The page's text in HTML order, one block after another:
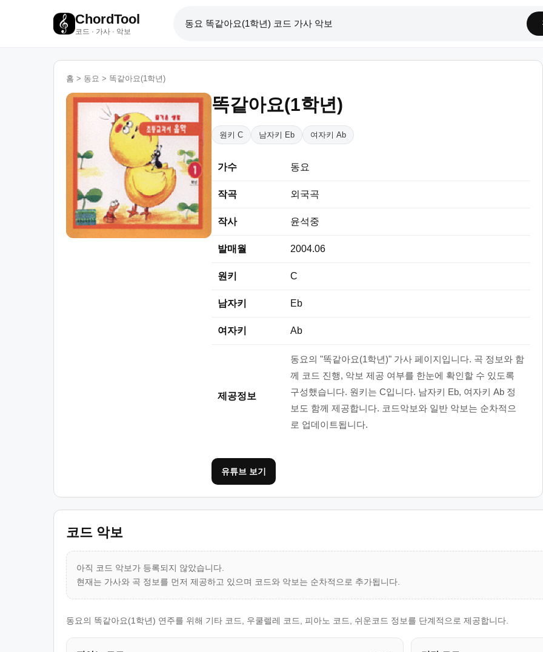
ChordTool
코드 · 가사 · 악보
홈 > 동요 > 똑같아요(1학년)
똑같아요(1학년)
원키 C 남자키 Eb 여자키 Ab
가수 동요
작곡 외국곡
작사 윤석중
발매월 2004.06
원키 C
남자키 Eb
여자키 Ab
제공정보
동요의 "똑같아요(1학년)" 가사 페이지입니다. 곡 정보와 함
께 코드 진행, 악보 제공 여부를 한눈에 확인할 수 있도록
구성했습니다. 원키는 C입니다. 남자키 Eb, 여자키 Ab 정
보도 함께 제공합니다. 코드악보와 일반 악보는 순차적으
로 업데이트됩니다.
유튜브 보기
코드 악보
아직 코드 악보가 등록되지 않았습니다.
현재는 가사와 곡 정보를 먼저 제공하고 있으며 코드와 악보는 순차적으로 추가됩니다.
동요의 똑같아요(1학년) 연주를 위해 기타 코드, 우쿨렐레 코드, 피아노 코드, 쉬운코드 정보를 단계적으로 제공합니다.